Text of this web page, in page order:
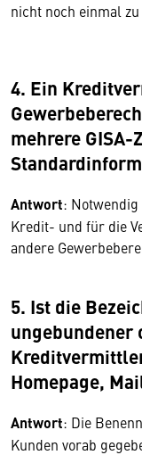
nicht noch einmal
4. Ein
mehrere
Antwort:
Kredit- und für die
andere
5. Ist die
ungebundener
Homepage,
Antwort: Die
Kunden vorab